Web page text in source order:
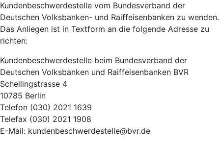
Kundenbeschwerdestelle vom Bundesverband der
Deutschen Volksbanken- und Raiffeisenbanken zu wenden.
Das Anliegen ist in Textform an die folgende Adresse zu
richten:
Kundenbeschwerdestelle beim Bundesverband der
Deutschen Volksbanken und Raiffeisenbanken BVR
Schellingstrasse 4
10785 Berlin
Telefon (030) 2021 1639
Telefax (030) 2021 1908
E-Mail: kundenbeschwerdestelle@bvr.de